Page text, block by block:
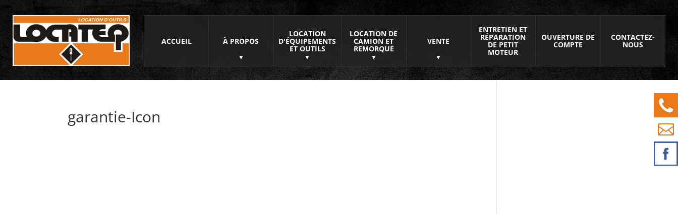
ACCUEIL À PROPOS
LOCATION
D'ÉQUIPEMENTS
ET OUTILS
LOCATION DE
CAMION ET
REMORQUE
VENTE
ENTRETIEN ET
RÉPARATION
DE PETIT
MOTEUR
OUVERTURE DE
COMPTE
CONTACTEZ-
NOUS
garantie-Icon